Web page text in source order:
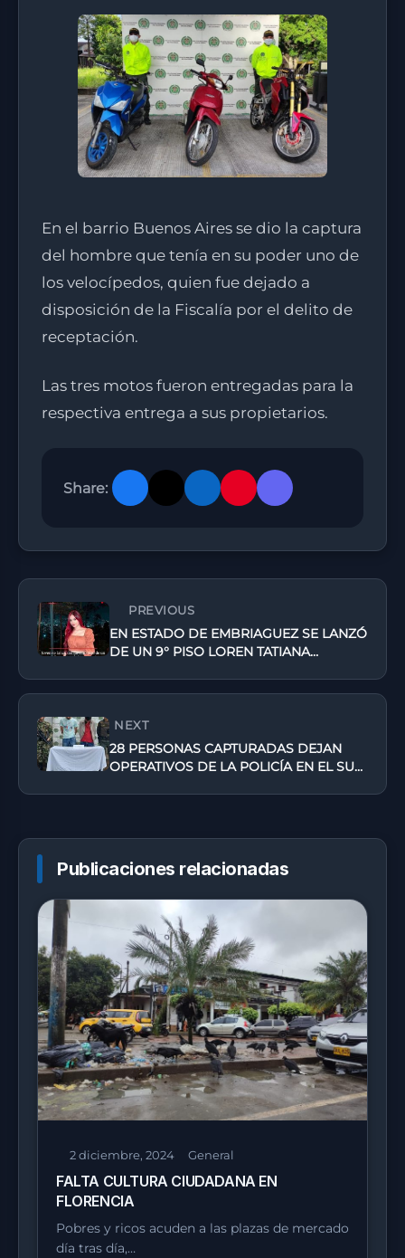
En el barrio Buenos Aires se dio la captura
del hombre que tenía en su poder uno de
los velocípedos, quien fue dejado a
disposición de la Fiscalía por el delito de
receptación.
Las tres motos fueron entregadas para la
respectiva entrega a sus propietarios.
Share:
PREVIOUS
EN ESTADO DE EMBRIAGUEZ SE LANZÓ
DE UN 9° PISO LOREN TATIANA
NEXT
28 PERSONAS CAPTURADAS DEJAN
OPERATIVOS DE LA POLICÍA EN EL SUR
Publicaciones relacionadas
2 diciembre, 2024 General
FALTA CULTURA CIUDADANA EN
FLORENCIA
Pobres y ricos acuden a las plazas de mercado
día tras día,…